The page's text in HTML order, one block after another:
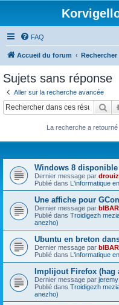
FAQ
Accueil du forum Rechercher
Sujets sans réponse
Aller sur la recherche avancée
La recherche a
Windows 8
Dernier message par
Publié dans L'informatique
Une affiche pour
Dernier message par bIBAR
Publié dans Troidigezh
anezho)
Ubuntu en breton
Dernier message par bIBAR
Publié dans L'informatique
Implijout Firefox (hag
Dernier message par jeremy
Publié dans Troidigezh
anezho)